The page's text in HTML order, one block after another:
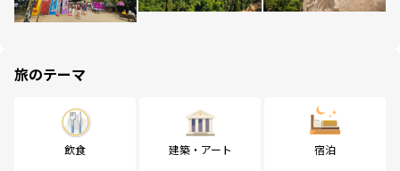
旅のテーマ
飲食 建築・アート 宿泊